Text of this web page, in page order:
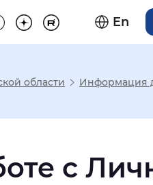
En
Увеличенный
области Информация
с